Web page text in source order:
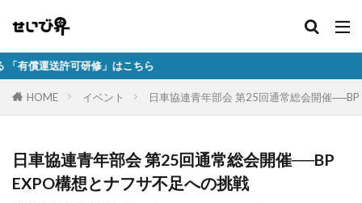
」はこちら
HOME イベント 日車協連青年部会 第25回通常総会開催
日車協連青年部会 第25回通常総会開催──BP
EXPO構想とナフサ不足への挑戦